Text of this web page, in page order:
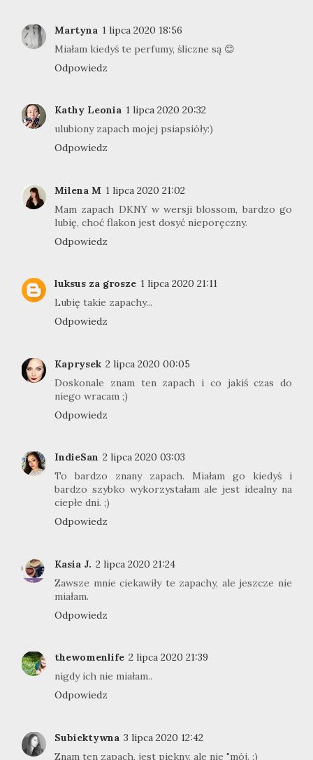
Martyna 1 lipca 2020 18:56
Miałam kiedyś te perfumy, śliczne są 😊
Odpowiedz
Kathy Leonia 1 lipca 2020 20:32
ulubiony zapach mojej psiapsióły:)
Odpowiedz
Milena M 1 lipca 2020 21:02
Mam zapach DKNY w wersji blossom, bardzo go
lubię, choć flakon jest dosyć nieporęczny.
Odpowiedz
luksus za grosze 1 lipca 2020 21:11
Lubię takie zapachy...
Odpowiedz
Kaprysek 2 lipca 2020 00:05
Doskonale znam ten zapach i co jakiś czas do
niego wracam ;)
Odpowiedz
IndieSan 2 lipca 2020 03:03
To bardzo znany zapach. Miałam go kiedyś i
bardzo szybko wykorzystałam ale jest idealny na
ciepłe dni. ;)
Odpowiedz
Kasia J. 2 lipca 2020 21:24
Zawsze mnie ciekawiły te zapachy, ale jeszcze nie
miałam.
Odpowiedz
thewomenlife 2 lipca 2020 21:39
nigdy ich nie miałam..
Odpowiedz
Subiektywna 3 lipca 2020 12:42
Znam ten zapach, jest piękny, ale nie "mój. :)